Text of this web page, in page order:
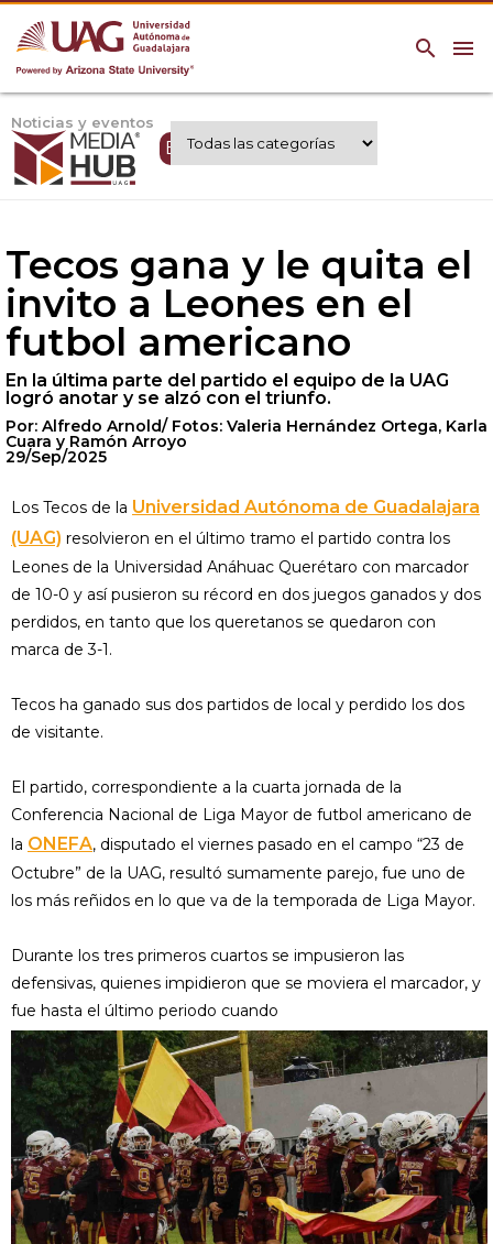
menu
search
Noticias y eventos
Expertos UAG
Tecos gana y le quita el
invito a Leones en el
futbol americano
En la última parte del partido el equipo de la UAG
logró anotar y se alzó con el triunfo.
Por: Alfredo Arnold/ Fotos: Valeria Hernández Ortega, Karla
Cuara y Ramón Arroyo
29/Sep/2025
Los Tecos de la Universidad Autónoma de Guadalajara
(UAG) resolvieron en el último tramo el partido contra los
Leones de la Universidad Anáhuac Querétaro con marcador
de 10-0 y así pusieron su récord en dos juegos ganados y dos
perdidos, en tanto que los queretanos se quedaron con
marca de 3-1.
Tecos ha ganado sus dos partidos de local y perdido los dos
de visitante.
El partido, correspondiente a la cuarta jornada de la
Conferencia Nacional de Liga Mayor de futbol americano de
la ONEFA, disputado el viernes pasado en el campo “23 de
Octubre” de la UAG, resultó sumamente parejo, fue uno de
los más reñidos en lo que va de la temporada de Liga Mayor.
Durante los tres primeros cuartos se impusieron las
defensivas, quienes impidieron que se moviera el marcador, y
fue hasta el último periodo cuando